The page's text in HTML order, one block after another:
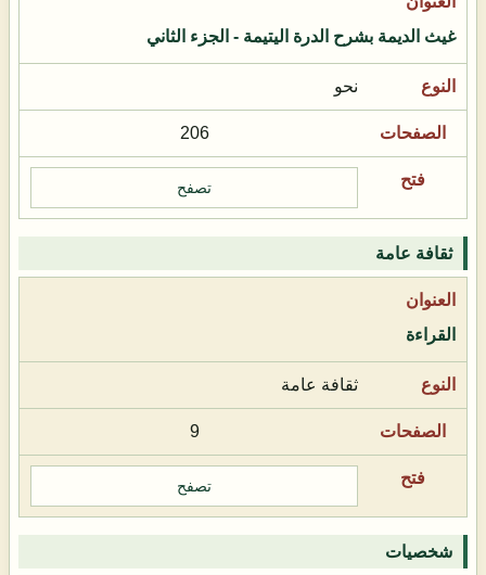
غيث الديمة بشرح الدرة اليتيمة - الجزء الثاني
نحو
206
تصفح
ثقافة عامة
القراءة
ثقافة عامة
9
تصفح
شخصيات